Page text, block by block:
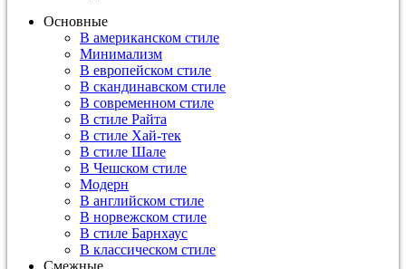
Основные
В американском стиле
Минимализм
В европейском стиле
В скандинавском стиле
В современном стиле
В стиле Райта
В стиле Хай-тек
В стиле Шале
В Чешском стиле
Модерн
В английском стиле
В норвежском стиле
В стиле Барнхаус
В классическом стиле